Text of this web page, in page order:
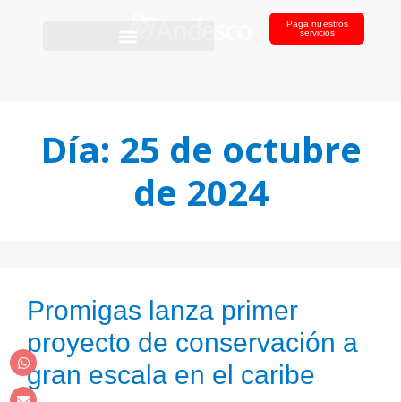
Paga nuestros
servicios
Día: 25 de octubre
de 2024
Promigas lanza primer
proyecto de conservación a
gran escala en el caribe